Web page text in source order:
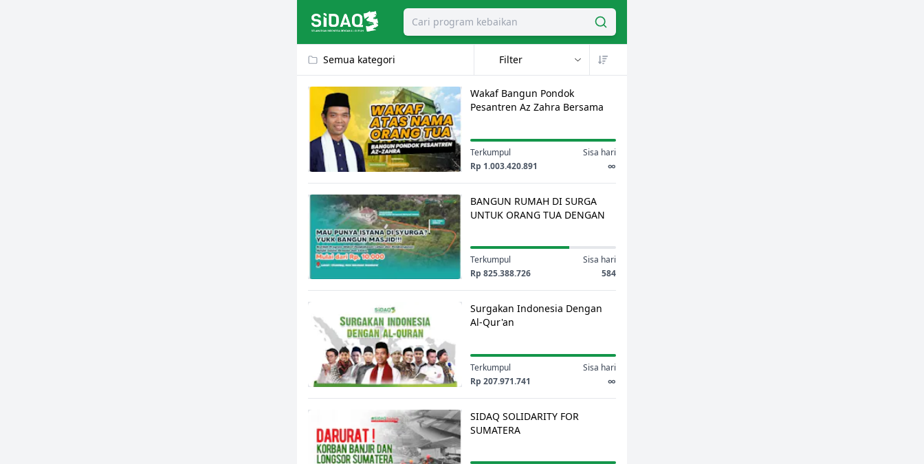
Cari program kebaikan
Semua kategori
Wakaf Bangun Pondok
Pesantren Az Zahra Bersama
Terkumpul
Rp 1.003.420.891
Sisa hari
∞
Wakaf
Bangun
Pondok
Pesantren
Zahra
Bersama
Ustadz
Abdul
Somad
BANGUN RUMAH DI SURGA
UNTUK ORANG TUA DENGAN
Terkumpul
Rp 825.388.726
Sisa hari
584
BANGUN
RUMAH
SURGA
UNTUK
ORANG
TUA
DENGAN
WAKAF
ATAS
NAMA
ORANG
TUA
Surgakan Indonesia Dengan
Al-Qur'an
Terkumpul
Rp 207.971.741
Sisa hari
∞
Surgakan
Indonesia
Dengan
Qur'an
SIDAQ SOLIDARITY FOR
SUMATERA
SIDAQ
FOR
SUMATERA